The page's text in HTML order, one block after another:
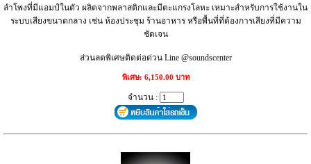
ลำโพงที่มีแอมป์ในตัว ผลิตจากพลาสติกและมีตะแกรงโลหะ เหมาะสำหรับการใช้งานใน
ระบบเสียงขนาดกลาง เช่น ห้องประชุม ร้านอาหาร หรือพื้นที่ที่ต้องการเสียงที่มีความ
ชัดเจน
ส่วนลดพิเศษติดต่อด่วน Line @soundscenter
พิเศษ: 6,150.00 บาท
จำนวน :